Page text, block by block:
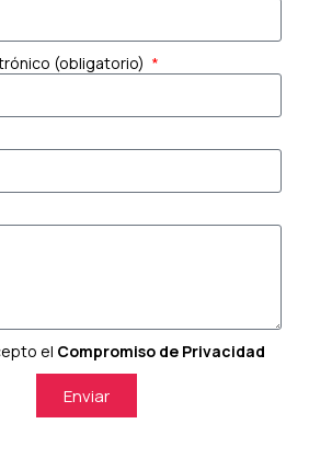
(obligatorio)
el Compromiso de Privacidad
Enviar